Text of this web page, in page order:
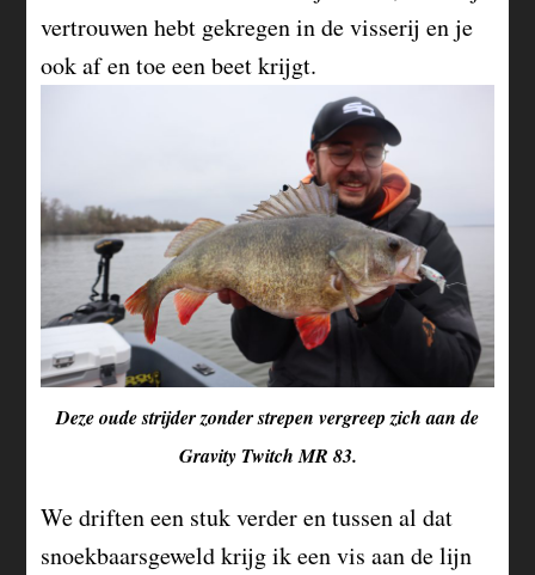
vertrouwen hebt gekregen in de visserij en je
ook af en toe een beet krijgt.
Deze oude strijder zonder strepen vergreep zich aan de
Gravity Twitch MR 83.
We driften een stuk verder en tussen al dat
snoekbaarsgeweld krijg ik een vis aan de lijn